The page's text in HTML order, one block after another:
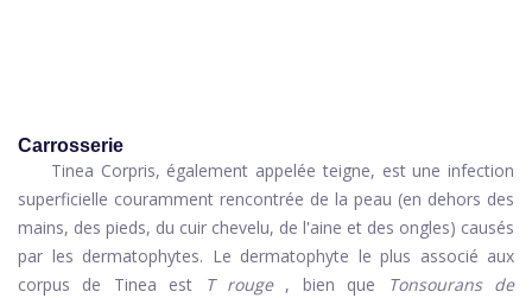
Carrosserie
Tinea Corpris, également appelée teigne, est une infection
superficielle couramment rencontrée de la peau (en dehors des
mains, des pieds, du cuir chevelu, de l'aine et des ongles) causés
par les dermatophytes. Le dermatophyte le plus associé aux
corpus de Tinea est
T rouge, bien que
Tonsourans de